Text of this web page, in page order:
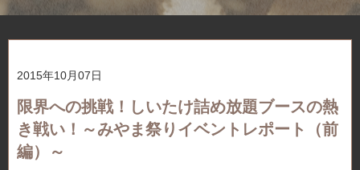
2015年10月07日
限界への挑戦！しいたけ詰め放題ブースの熱
き戦い！～みやま祭りイベントレポート（前
編）～